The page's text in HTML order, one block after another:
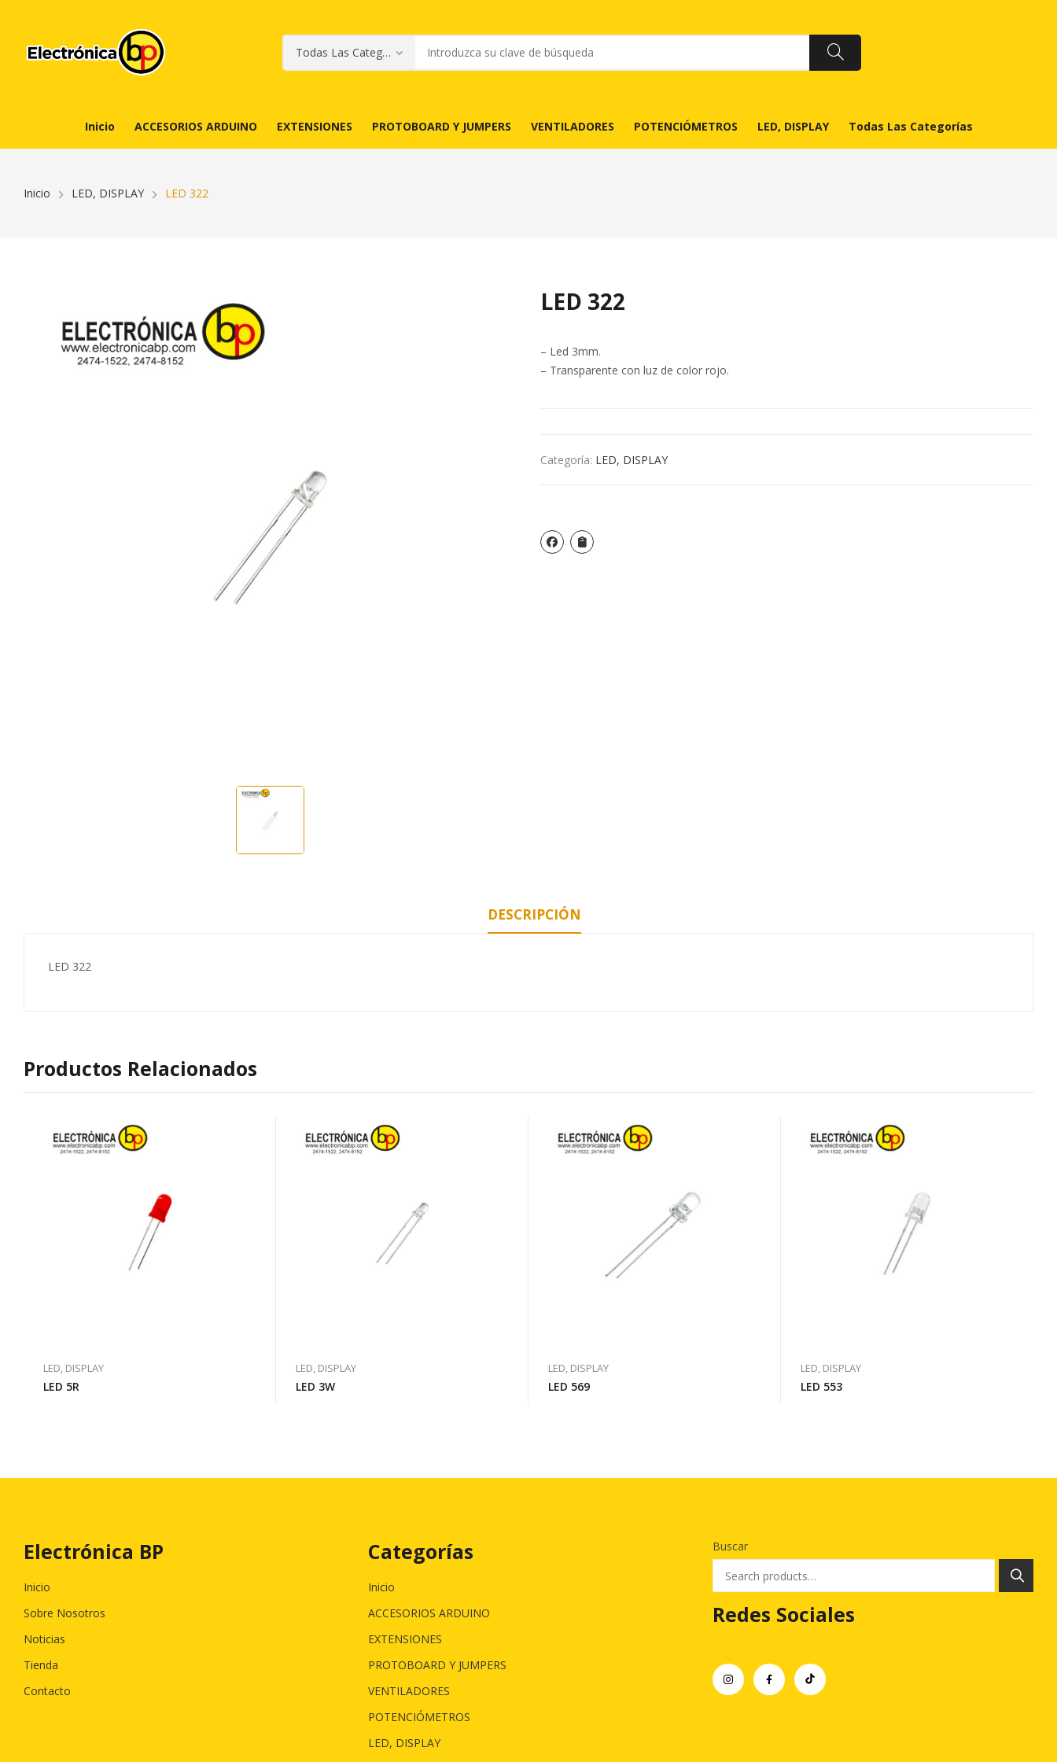
Inicio ACCESORIOS ARDUINO EXTENSIONES PROTOBOARD Y JUMPERS VENTILADORES POTENCIÓMETROS LED, DISPLAY Todas Las Categorías
Inicio LED, DISPLAY LED 322
LED 322
– Led 3mm.
– Transparente con luz de color rojo.
Categoría: LED, DISPLAY
DESCRIPCIÓN
LED 322
Productos Relacionados
LED, DISPLAY
LED 5R
LED, DISPLAY
LED 3W
LED, DISPLAY
LED 569
LED, DISPLAY
LED 553
Electrónica BP
Inicio
Sobre Nosotros
Noticias
Tienda
Contacto
Categorías
Inicio
ACCESORIOS ARDUINO
EXTENSIONES
PROTOBOARD Y JUMPERS
VENTILADORES
POTENCIÓMETROS
LED, DISPLAY
Buscar
Redes Sociales